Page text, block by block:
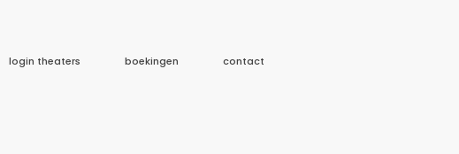
login theaters boekingen contact